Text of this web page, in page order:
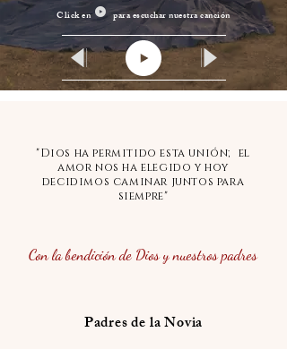
Click en para escuchar nuestra canción
"Dios ha permitido esta unión; el
amor nos ha elegido y hoy
decidimos caminar juntos para
siempre"
Con labendiciónde Diosy nuestros padres
Padres de la Novia